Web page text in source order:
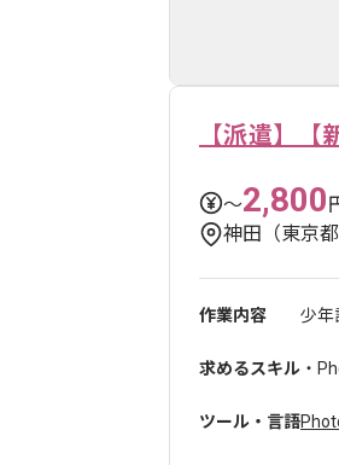
【派遣】
〜2,800
神田（東京都
作業内容 少年
求めるスキル ・
ツール・言語